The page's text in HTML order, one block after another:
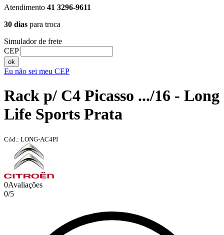
Atendimento 41 3296-9611
30 dias para troca
Simulador de frete
CEP
ok
Eu não sei meu CEP
Rack p/ C4 Picasso .../16 - Long
Life Sports Prata
Cód.: LONG-AC4PI
0Avaliações
0/5